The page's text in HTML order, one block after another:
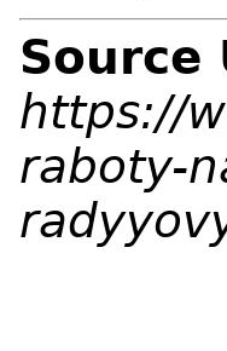
Source
https://
raboty-